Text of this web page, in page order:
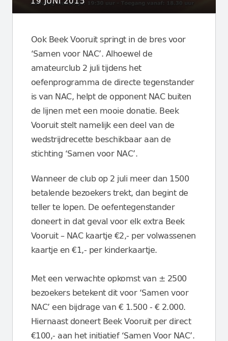
Ook Beek Vooruit springt in de bres voor
‘Samen voor NAC’. Alhoewel de
amateurclub 2 juli tijdens het
oefenprogramma de directe tegenstander
is van NAC, helpt de opponent NAC buiten
de lijnen met een mooie donatie. Beek
Vooruit stelt namelijk een deel van de
wedstrijdrecette beschikbaar aan de
stichting ‘Samen voor NAC’.
Wanneer de club op 2 juli meer dan 1500
betalende bezoekers trekt, dan begint de
teller te lopen. De oefentegenstander
doneert in dat geval voor elk extra Beek
Vooruit – NAC kaartje €2,- per volwassenen
kaartje en €1,- per kinderkaartje.
Met een verwachte opkomst van ± 2500
bezoekers betekent dit voor ‘Samen voor
NAC’ een bijdrage van € 1.500 - € 2.000.
Hiernaast doneert Beek Vooruit per direct
€100,- aan het initiatief ‘Samen Voor NAC’.